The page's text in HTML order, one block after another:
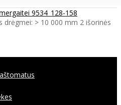
9534_128-158
drėgmei: > 10 000 mm 2 išorinės